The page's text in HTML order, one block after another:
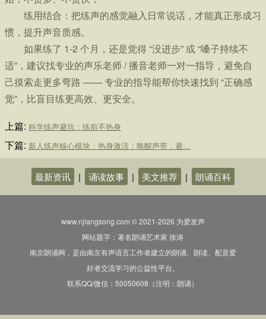
练用结合：把练声的感觉融入日常说话，才能真正形成习
惯，提升声音质感。
如果练了 1-2 个月，还是觉得 “没进步” 或 “嗓子持续不
适”，建议找专业的声乐老师 / 播音老师一对一指导，避免自
己摸索走更多弯路 —— 专业的指导能帮你快速找到 “正确感
觉”，比盲目练更高效、更安全。
上篇: 科学练声避坑：练前不热身
下篇: 新人练声核心模块：热身激活：唤醒声带，避…
最新资讯 | 诵读故事 | 美文推荐 | 朗诵百科
www.njlangsong.com © 2021-2026 为爱发声
网站题字：著名朗诵艺术家 徐涛
南京朗诵网，是由南京有声语言工作者建立的朗诵、朗读、配音爱
好者交流学习的公益性平台。
联系QQ/微信：50050608（注明：朗诵）